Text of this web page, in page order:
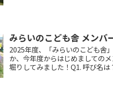
みらいのこども舎 メンバ
2025年度、「みらいのこども舎
か、今年度からはじめましての
堀りしてみました！Q1. 呼び名は